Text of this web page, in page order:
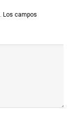
Los campos